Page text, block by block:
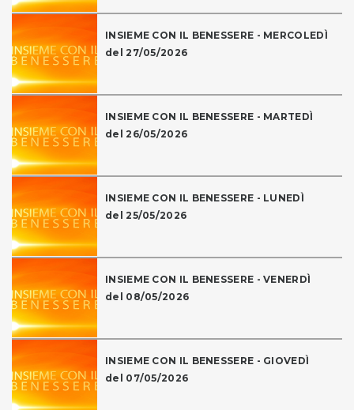
INSIEME CON IL BENESSERE - MERCOLEDÌ
del 27/05/2026
INSIEME CON IL BENESSERE - MARTEDÌ
del 26/05/2026
INSIEME CON IL BENESSERE - LUNEDÌ
del 25/05/2026
INSIEME CON IL BENESSERE - VENERDÌ
del 08/05/2026
INSIEME CON IL BENESSERE - GIOVEDÌ
del 07/05/2026